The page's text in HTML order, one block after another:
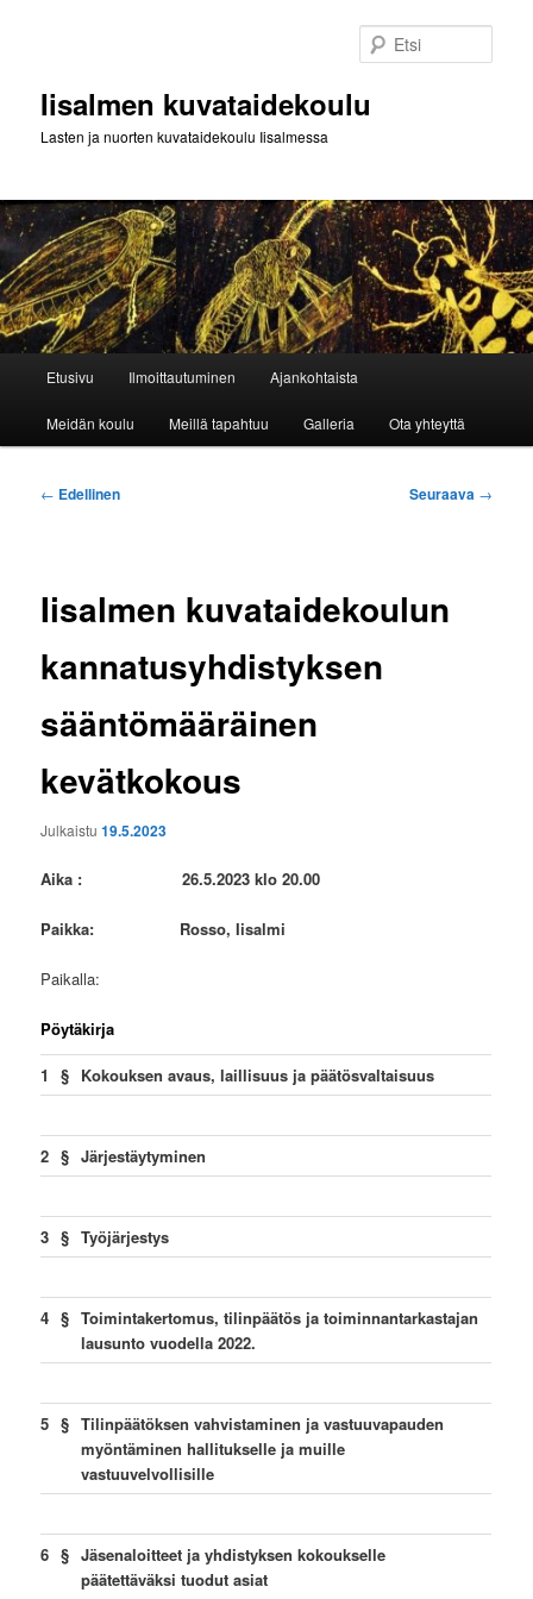
Iisalmen kuvataidekoulu
Lasten ja nuorten kuvataidekoulu Iisalmessa
Etusivu Ilmoittautuminen Ajankohtaista
Meidän koulu Meillä tapahtuu Galleria Ota yhteyttä
Artikkelien
← Edellinen Seuraava →
Iisalmen kuvataidekoulun
kannatusyhdistyksen
sääntömääräinen
kevätkokous
Julkaistu19.5.2023
Aika : 26.5.2023 klo 20.00
Paikka: Rosso, Iisalmi
Paikalla:
Pöytäkirja
1 § Kokouksen avaus, laillisuus ja päätösvaltaisuus
2 § Järjestäytyminen
3 § Työjärjestys
4 § Toimintakertomus, tilinpäätös ja toiminnantarkastajan
lausunto vuodella 2022.
5 § Tilinpäätöksen vahvistaminen ja vastuuvapauden
myöntäminen hallitukselle ja muille
vastuuvelvollisille
6 § Jäsenaloitteet ja yhdistyksen kokoukselle
päätettäväksi tuodut asiat